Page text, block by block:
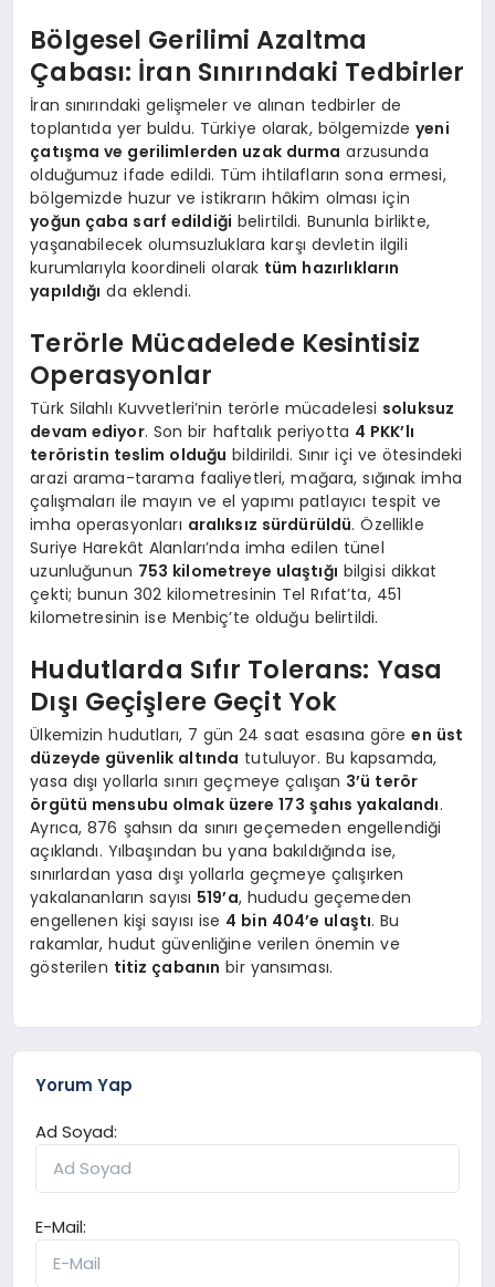
Bölgesel Gerilimi Azaltma
Çabası: İran Sınırındaki Tedbirler
İran sınırındaki gelişmeler ve alınan tedbirler de
toplantıda yer buldu. Türkiye olarak, bölgemizdeyeni
çatışma ve gerilimlerden uzak durma arzusunda
olduğumuz ifade edildi. Tüm ihtilafların sona ermesi,
bölgemizde huzur ve istikrarın hâkim olması için
yoğun çaba sarf edildiği belirtildi. Bununla birlikte,
yaşanabilecek olumsuzluklara karşı devletin ilgili
kurumlarıyla koordineli olarak tüm hazırlıkların
yapıldığı da eklendi.
Terörle Mücadelede Kesintisiz
Operasyonlar
Türk Silahlı Kuvvetleri’nin terörle mücadelesi soluksuz
devam ediyor. Son bir haftalık periyotta 4 PKK’lı
teröristin teslim olduğu bildirildi. Sınır içi ve ötesindeki
arazi arama-tarama faaliyetleri, mağara, sığınak imha
çalışmaları ile mayın ve el yapımı patlayıcı tespit ve
imha operasyonları aralıksız sürdürüldü. Özellikle
Suriye Harekât Alanları’nda imha edilen tünel
uzunluğunun 753 kilometreye ulaştığı bilgisi dikkat
çekti; bunun 302 kilometresinin Tel Rıfat’ta, 451
kilometresinin ise Menbiç’te olduğu belirtildi.
Hudutlarda Sıfır Tolerans: Yasa
Dışı Geçişlere Geçit Yok
Ülkemizin hudutları, 7 gün 24 saat esasına göreen üst
düzeyde güvenlik altında tutuluyor. Bu kapsamda,
yasa dışı yollarla sınırı geçmeye çalışan 3’ü terör
örgütü mensubu olmak üzere 173 şahıs yakalandı.
Ayrıca, 876 şahsın da sınırı geçemeden engellendiği
açıklandı. Yılbaşından bu yana bakıldığında ise,
sınırlardan yasa dışı yollarla geçmeye çalışırken
yakalananların sayısı 519’a, hududu geçemeden
engellenen kişi sayısı ise 4 bin 404’e ulaştı. Bu
rakamlar, hudut güvenliğine verilen önemin ve
gösterilen titiz çabanın bir yansıması.
Yorum Yap
Ad Soyad:
E-Mail: